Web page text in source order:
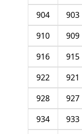
903
904
909
910
915
916
921
922
927
928
933
934